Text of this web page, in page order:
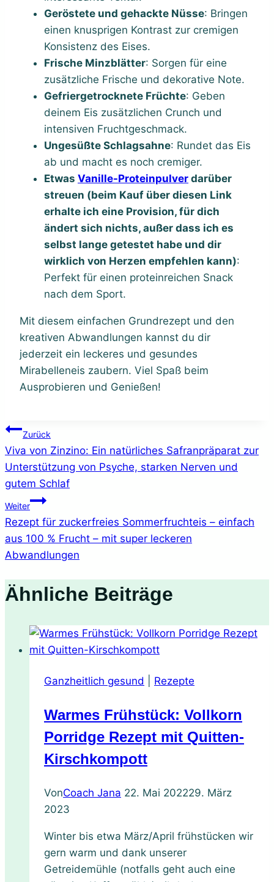
Geröstete und gehackte Nüsse: Bringen
einen knusprigen Kontrast zur cremigen
Konsistenz des Eises.
Frische Minzblätter: Sorgen für eine
zusätzliche Frische und dekorative Note.
Gefriergetrocknete Früchte: Geben
deinem Eis zusätzlichen Crunch und
intensiven Fruchtgeschmack.
Ungesüßte Schlagsahne: Rundet das Eis
ab und macht es noch cremiger.
Etwas Vanille-Proteinpulver darüber
streuen (beim Kauf über diesen Link
erhalte ich eine Provision, für dich
ändert sich nichts, außer dass ich es
selbst lange getestet habe und dir
wirklich von Herzen empfehlen kann):
Perfekt für einen proteinreichen Snack
nach dem Sport.
Mit diesem einfachen Grundrezept und den
kreativen Abwandlungen kannst du dir
jederzeit ein leckeres und gesundes
Mirabelleneis zaubern. Viel Spaß beim
Ausprobieren und Genießen!
Beitragsnavigation
Zurück
Viva von Zinzino: Ein natürliches Safranpräparat zur
Unterstützung von Psyche, starken Nerven und
gutem Schlaf
Weiter
Rezept für zuckerfreies Sommerfruchteis – einfach
aus 100 % Frucht – mit super leckeren
Abwandlungen
Ähnliche Beiträge
Ganzheitlich gesund Rezepte
Warmes Frühstück: Vollkorn
Porridge Rezept mit Quitten-
Kirschkompott
VonCoach Jana 22. Mai 202229. März
2023
Winter bis etwa März/April frühstücken wir
gern warm und dank unserer
Getreidemühle (notfalls geht auch eine